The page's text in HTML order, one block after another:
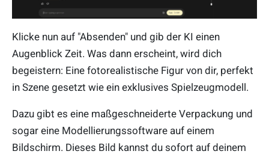
Klicke nun auf "Absenden" und gib der KI einen
Augenblick Zeit. Was dann erscheint, wird dich
begeistern: Eine fotorealistische Figur von dir, perfekt
in Szene gesetzt wie ein exklusives Spielzeugmodell.
Dazu gibt es eine maßgeschneiderte Verpackung und
sogar eine Modellierungssoftware auf einem
Bildschirm. Dieses Bild kannst du sofort auf deinem